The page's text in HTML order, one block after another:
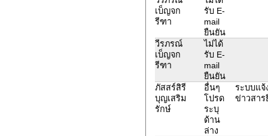
เบ็ญจก
รีฑา
รับ E-
mail
ยืนยัน
วีรภรณ์
เบ็ญจก
รีฑา
ไม่ได้
รับ E-
mail
ยืนยัน
ภัสสร์สิรี
บุญเสริม
รักษ์
อื่นๆ
โปรด
ระบุ
ด้าน
ล่าง
ระบบแจ้
ข่าวสาร